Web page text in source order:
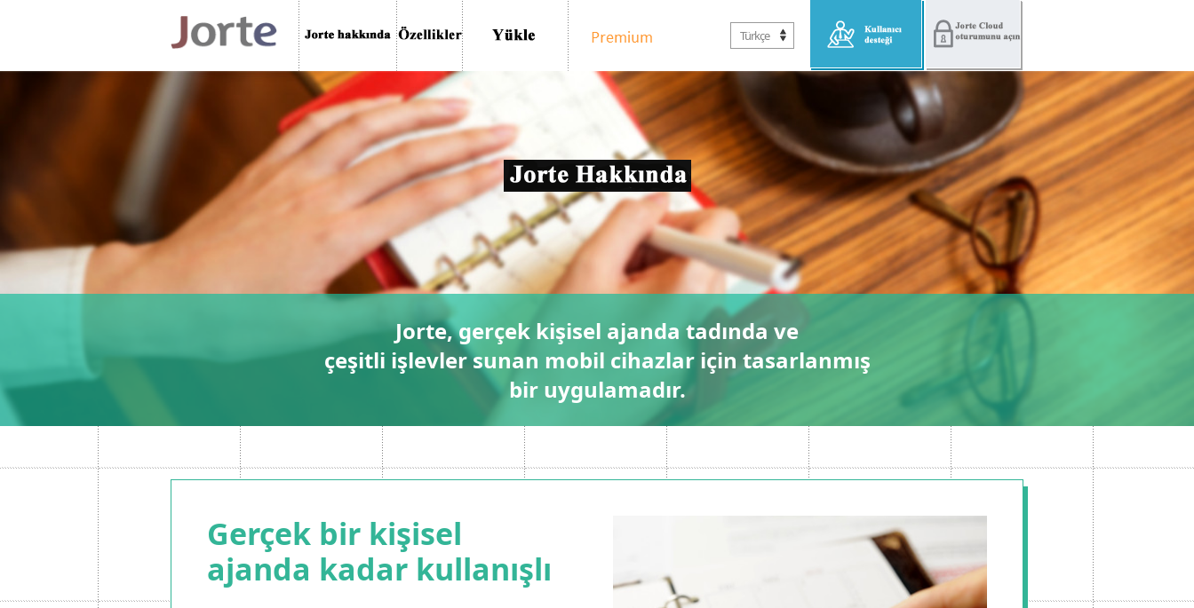
Türkçe
Jorte, gerçek kişisel ajanda tadında ve
çeşitli işlevler sunan mobil cihazlar için tasarlanmış
bir uygulamadır.
Gerçek bir kişisel
ajanda kadar kullanışlı